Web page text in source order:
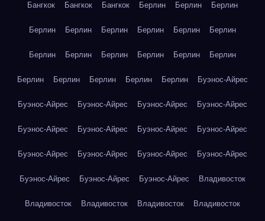
Бангкок Бангкок Бангкок Берлин Берлин Берлин
Берлин Берлин Берлин Берлин Берлин Берлин
Берлин Берлин Берлин Берлин Берлин Берлин
Берлин Берлин Берлин Берлин Берлин Буэнос-Айрес
Буэнос-Айрес Буэнос-Айрес Буэнос-Айрес Буэнос-Айрес
Буэнос-Айрес Буэнос-Айрес Буэнос-Айрес Буэнос-Айрес
Буэнос-Айрес Буэнос-Айрес Буэнос-Айрес Буэнос-Айрес
Буэнос-Айрес Буэнос-Айрес Буэнос-Айрес Владивосток
Владивосток Владивосток Владивосток Владивосток